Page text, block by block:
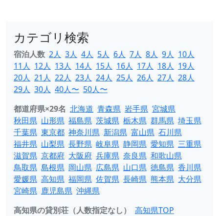
カテゴリ検索
宿泊人数 2人 3人 4人 5人 6人 7人 8人 9人 10人
11人 12人 13人 14人 15人 16人 17人 18人 19人
20人 21人 22人 23人 24人 25人 26人 27人 28人
29人 30人 40人〜 50人〜
都道府県×29名 北海道 青森県 岩手県 宮城県
秋田県 山形県 福島県 茨城県 栃木県 群馬県 埼玉県
千葉県 東京都 神奈川県 新潟県 富山県 石川県
福井県 山梨県 長野県 岐阜県 静岡県 愛知県 三重県
滋賀県 京都府 大阪府 兵庫県 奈良県 和歌山県
鳥取県 島根県 岡山県 広島県 山口県 徳島県 香川県
愛媛県 高知県 福岡県 佐賀県 長崎県 熊本県 大分県
宮崎県 鹿児島県 沖縄県
高知県の貸別荘（人数指定なし）
高知県TOP